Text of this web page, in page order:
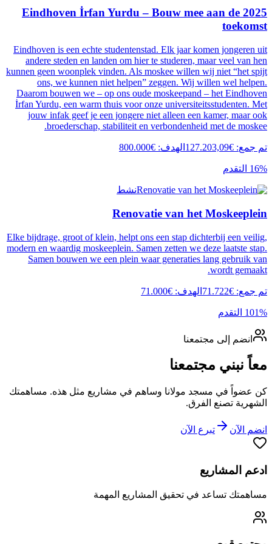
2025 Eindhoven İrfan Yurdu –
Eindhoven is een echte studentenstad.
andere steden en landen om hier te
kunnen geen woonplek vinden. Als
ons, we kunnen niet helpen”
Daarom bouwen we – op ons oude
İrfan Yurdu, een warm thuis voor onze
jouw infak geef je een jongere niet
broederschap, stabiliteit en
:
€
800.000
نشط
Renovatie
Elke bijdrage, groot of klein, helpt ons
modern en waardig moskeeplein. Samen
Samen bouwen we een plein waar
71.000
وساهم في مشاريع مثل هذه. مساهمتك
المشاريع المهمة